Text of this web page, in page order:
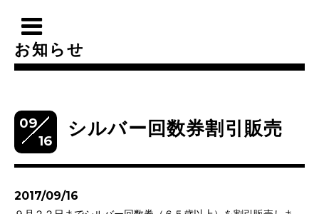
お知らせ
09
16
シルバー回数券割引販売
2017/09/16